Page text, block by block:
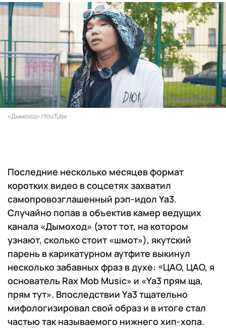
«Дымоход»/YouTube
Последние несколько месяцев формат
коротких видео в соцсетях захватил
самопровозглашенный рэп-идол Ya3.
Случайно попав в объектив камер ведущих
канала «Дымоход» (этот тот, на котором
узнают, сколько стоит «шмот»), якутский
парень в карикатурном аутфите выкинул
несколько забавных фраз в духе: «ЦАО, ЦАО, я
основатель Rax Mob Music» и «Ya3 прям ща,
прям тут». Впоследствии Ya3 тщательно
мифологизировал свой образ и в итоге стал
частью так называемого нижнего хип-хопа.